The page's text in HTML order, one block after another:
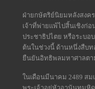
ฝ่ายกษัตริย์นิยมหลังสงค
เจ้าที่พ่ายแพ้ไปสิ้นเชิงก่
ประชาธิปไตย หรือระบอ
ต้นในช่วงนี้ ด้านหนึ่งสืบ
ยืนยันอิทธิพลมหาศาลตา
ในเดือนมีนาคม 2489 ส